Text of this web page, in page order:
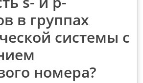
в группах
системы с
номера?